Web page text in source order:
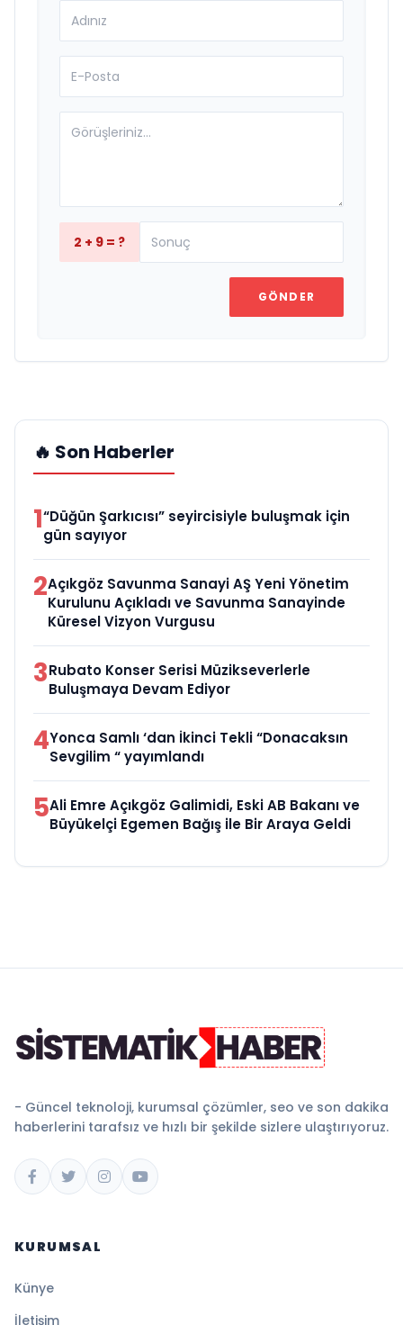
2 + 9 = ?
GÖNDER
🔥 Son Haberler
1“Düğün Şarkıcısı” seyircisiyle buluşmak için
gün sayıyor
2Açıkgöz Savunma Sanayi AŞ Yeni Yönetim
Kurulunu Açıkladı ve Savunma Sanayinde
Küresel Vizyon Vurgusu
3Rubato Konser Serisi Müzikseverlerle
Buluşmaya Devam Ediyor
4Yonca Samlı ‘dan İkinci Tekli “Donacaksın
Sevgilim “ yayımlandı
5Ali Emre Açıkgöz Galimidi, Eski AB Bakanı ve
Büyükelçi Egemen Bağış ile Bir Araya Geldi
- Güncel teknoloji, kurumsal çözümler, seo ve son dakika
haberlerini tarafsız ve hızlı bir şekilde sizlere ulaştırıyoruz.
KURUMSAL
Künye
İletişim